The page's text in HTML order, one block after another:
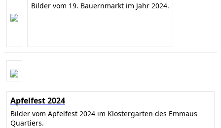
Bilder vom 19. Bauernmarkt im Jahr 2024.
Apfelfest 2024
Bilder vom Apfelfest 2024 im Klostergarten des Emmaus
Quartiers.